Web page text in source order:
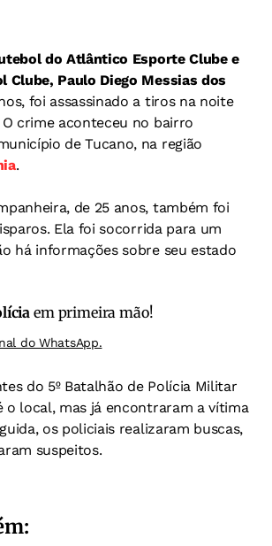
do Atlântico Esporte Clube e
Clube, Paulo Diego Messias dos
foi assassinado a tiros na noite
O crime aconteceu no bairro
de Tucano, na região
.
de 25 anos, também foi
Ela foi socorrida para um
há informações sobre seu estado
em primeira mão!
do WhatsApp.
do 5º Batalhão de Polícia Militar
o local, mas já encontraram a vítima
os policiais realizaram buscas,
suspeitos.